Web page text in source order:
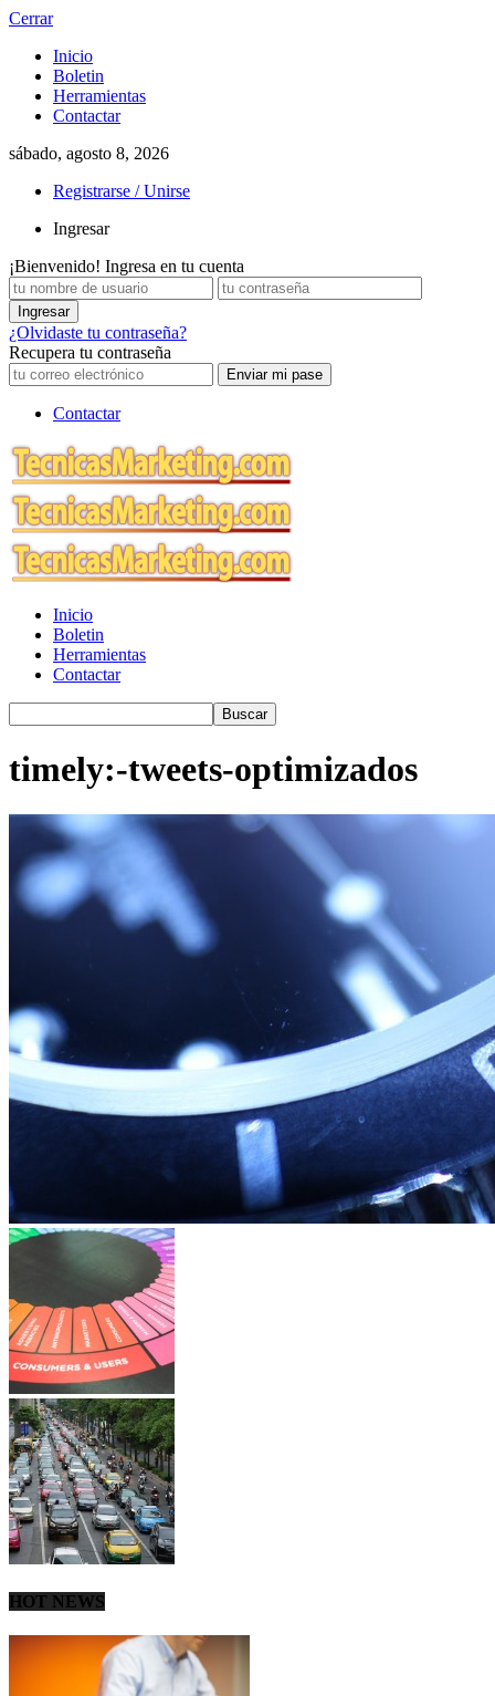
Cerrar
Inicio
Boletin
Herramientas
Contactar
sábado, agosto 8, 2026
Registrarse / Unirse
Ingresar
¡Bienvenido! Ingresa en tu cuenta
¿Olvidaste tu contraseña?
Recupera tu contraseña
Contactar
Inicio
Boletin
Herramientas
Contactar
timely:-tweets-optimizados
HOT NEWS